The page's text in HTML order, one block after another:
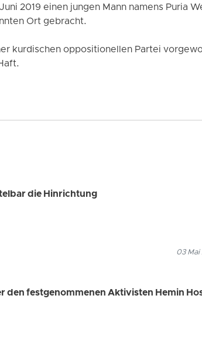
2019 einen jungen Mann namens Puria
Ort gebracht.
kurdischen oppositionellen Partei
die Hinrichtung
03 Mai
den festgenommenen Aktivisten Hemin